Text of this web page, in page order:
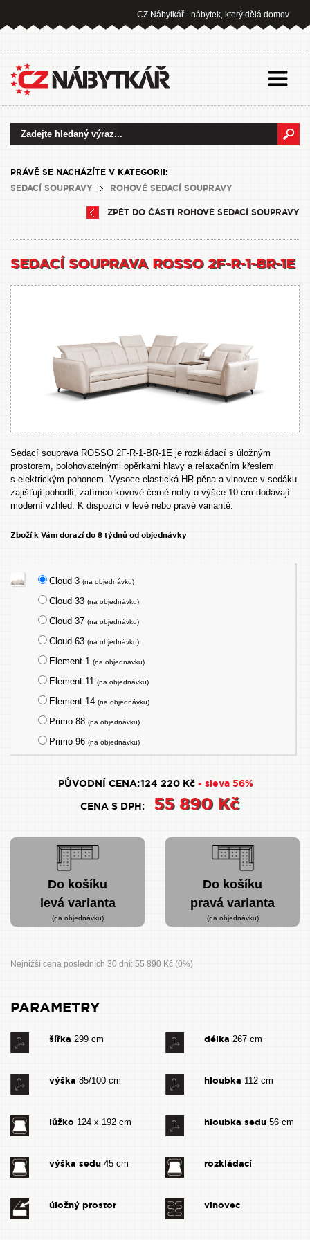
CZ Nábytkář - nábytek, který dělá domov
PRÁVĚ SE NACHÁZÍTE V KATEGORII:
SEDACÍ SOUPRAVY
ROHOVÉ SEDACÍ SOUPRAVY
ZPĚT DO ČÁSTI ROHOVÉ SEDACÍ SOUPRAVY
SEDACÍ SOUPRAVA ROSSO 2F-R-1-BR-1E
Sedací souprava ROSSO 2F-R-1-BR-1E je rozkládací s úložným
prostorem, polohovatelnými opěrkami hlavy a relaxačním křeslem
s elektrickým pohonem. Vysoce elastická HR pěna a vlnovce v sedáku
zajišťují pohodlí, zatímco kovové černé nohy o výšce 10 cm dodávají
moderní vzhled. K dispozici v levé nebo pravé variantě.
Zboží k Vám dorazí do 8 týdnů od objednávky
Cloud 3(na objednávku)
Cloud 33(na objednávku)
Cloud 37(na objednávku)
Cloud 63(na objednávku)
Element 1(na objednávku)
Element 11(na objednávku)
Element 14(na objednávku)
Primo 88(na objednávku)
Primo 96(na objednávku)
PŮVODNÍ CENA:124 220 Kč - sleva 56%
CENA S DPH:
55 890 Kč
Do košíku
levá varianta
Do košíku
pravá varianta
Nejnižší cena posledních 30 dní: 55 890 Kč (0%)
PARAMETRY
šířka 299 cm délka 267 cm
výška 85/100 cm hloubka 112 cm
lůžko 124 x 192 cm hloubka sedu 56 cm
výška sedu 45 cm rozkládací
úložný prostor vlnovec